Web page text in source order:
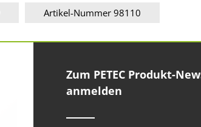
Artikel-Nummer 98110
Zum PETEC Produkt-
anmelden